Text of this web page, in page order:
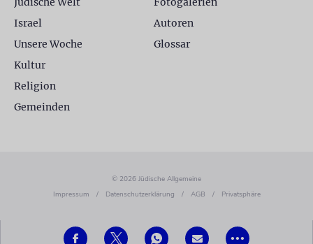
•••
Israel
Unsere Woche
Kultur
Religion
Gemeinden
Autoren
Glossar
© 2026 Jüdische Allgemeine
Impressum
/ Datenschutzerklärung / AGB / Privatsphäre